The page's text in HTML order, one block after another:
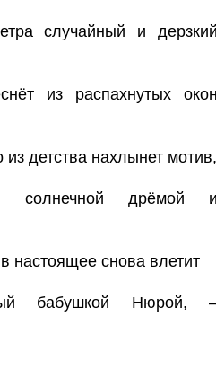
случайный и
из распахнутых
детства нахлынет мотив,
солнечной дрёмой
настоящее снова влетит
бабушкой Нюрой,